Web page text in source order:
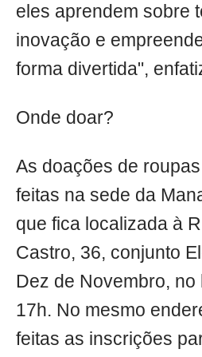
eles aprendem sobre
inovação e
forma divertida",
Onde doar?
As doações de
feitas na sede da
que fica localizada à
Castro, 36, conjunto
Dez de Novembro, no
17h. No mesmo
feitas as inscrições